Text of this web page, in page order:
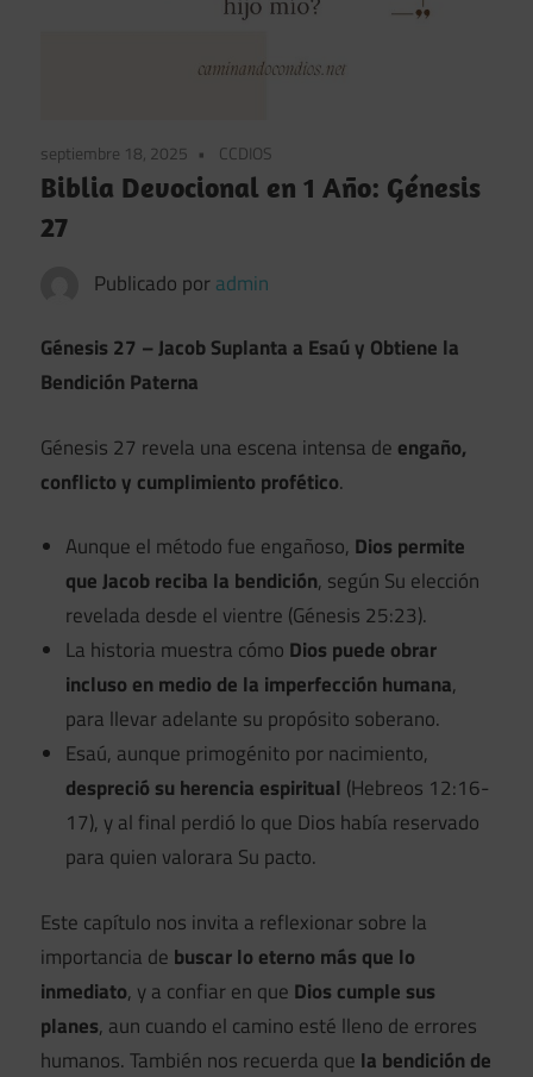
septiembre 18, 2025 CCDIOS
Biblia Devocional en 1 Año: Génesis
27
Publicado por admin
Génesis 27 – Jacob Suplanta a Esaú y Obtiene la
Bendición Paterna
Génesis 27 revela una escena intensa de engaño,
conflicto y cumplimiento profético.
Aunque el método fue engañoso, Dios permite
que Jacob reciba la bendición, según Su elección
revelada desde el vientre (Génesis 25:23).
La historia muestra cómo Dios puede obrar
incluso en medio de la imperfección humana,
para llevar adelante su propósito soberano.
Esaú, aunque primogénito por nacimiento,
despreció su herencia espiritual (Hebreos 12:16-
17), y al final perdió lo que Dios había reservado
para quien valorara Su pacto.
Este capítulo nos invita a reflexionar sobre la
importancia de buscar lo eterno más que lo
inmediato, y a confiar en que Dios cumple sus
planes, aun cuando el camino esté lleno de errores
humanos. También nos recuerda que la bendición de